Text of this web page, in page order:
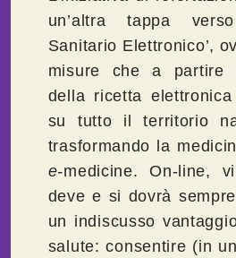
un’altra tappa
Sanitario Elettronico’,
misure che a partire
della ricetta
su tutto il territorio
trasformando la
e-medicine. On-line,
deve e si dovrà
un indiscusso
salute: consentire (in